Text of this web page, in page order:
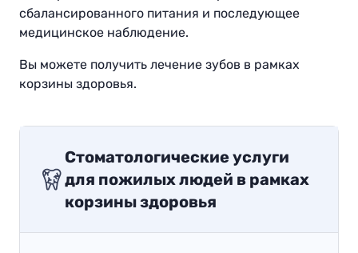
сбалансированного питания и последующее
медицинское наблюдение.
Вы можете получить лечение зубов в рамках
корзины здоровья.
Стоматологические услуги
для пожилых людей в рамках
корзины здоровья